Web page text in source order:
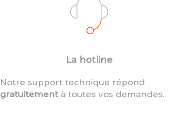
La hotline
Notre support technique répond
gratuitementà toutes vos demandes.